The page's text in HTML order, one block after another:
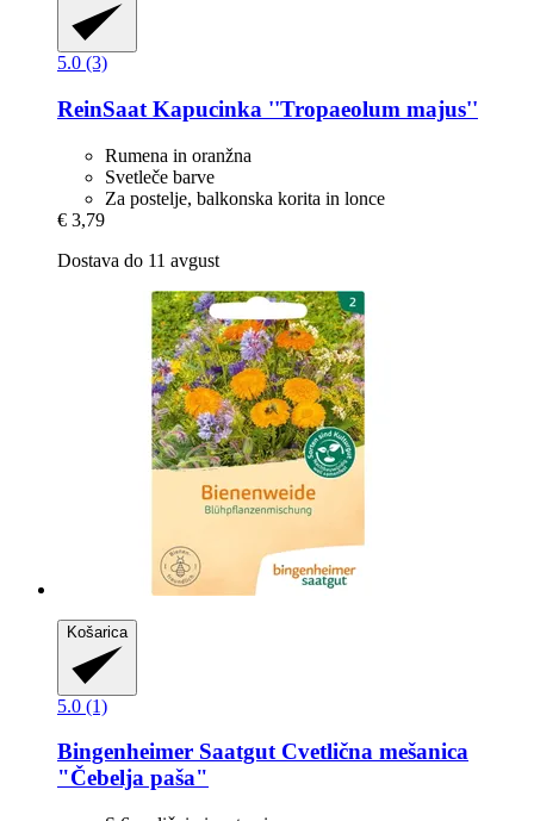
5.0 (3)
ReinSaat Kapucinka ''Tropaeolum majus''
Rumena in oranžna
Svetleče barve
Za postelje, balkonska korita in lonce
€ 3,79
Dostava do 11 avgust
Košarica
5.0 (1)
Bingenheimer SaatgutCvetlična mešanica
"Čebelja paša"